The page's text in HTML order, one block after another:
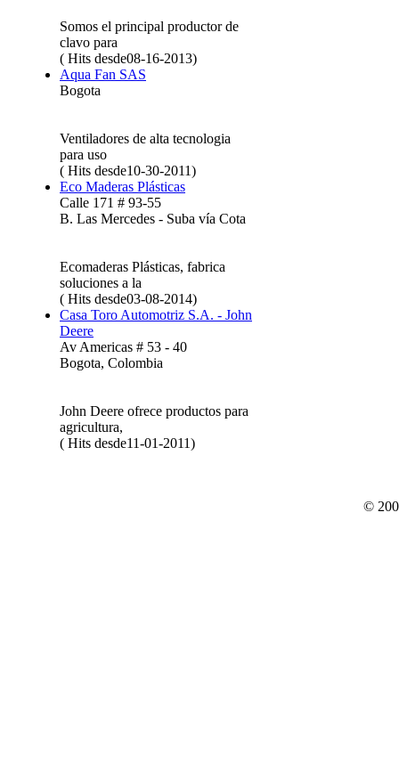
Somos el principal productor de
clavo para
( Hits desde08-16-2013)
Aqua Fan SAS
Bogota
Ventiladores de alta tecnologia
para uso
( Hits desde10-30-2011)
Eco Maderas Plásticas
Calle 171 # 93-55
B. Las Mercedes - Suba vía Cota
Ecomaderas Plásticas, fabrica
soluciones a la
( Hits desde03-08-2014)
Casa Toro Automotriz S.A. - John
Deere
Av Americas # 53 - 40
Bogota, Colombia
John Deere ofrece productos para
agricultura,
( Hits desde11-01-2011)
©